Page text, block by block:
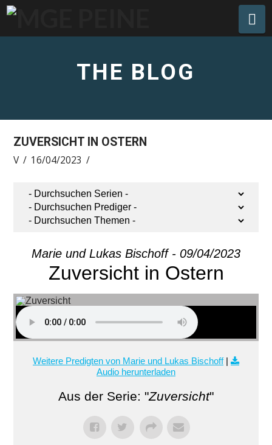
THE BLOG
ZUVERSICHT IN OSTERN
V 16/04/2023
Marie und Lukas Bischoff - 09/04/2023
Zuversicht in Ostern
Weitere Predigten von Marie und Lukas Bischoff|
Audio herunterladen
Aus der Serie: "Zuversicht"